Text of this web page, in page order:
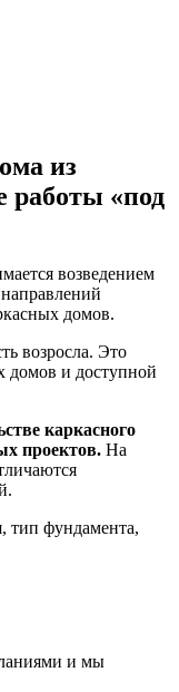
из
работы «под
возведением
домов.
возросла. Это
домов и доступной
каркасного
проектов. На
тип фундамента,
и мы